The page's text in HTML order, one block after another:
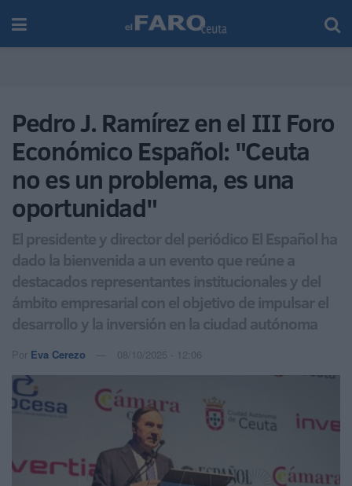
Pedro J. Ramírez en el III Foro
Económico Español: "Ceuta
no es un problema, es una
oportunidad"
El presidente y director del periódico El Español ha
dado la bienvenida a un evento que reúne a
destacados representantes institucionales y del
ámbito empresarial con el objetivo de impulsar el
desarrollo y la inversión en la ciudad autónoma
Por Eva Cerezo 08/10/2025 - 12:06